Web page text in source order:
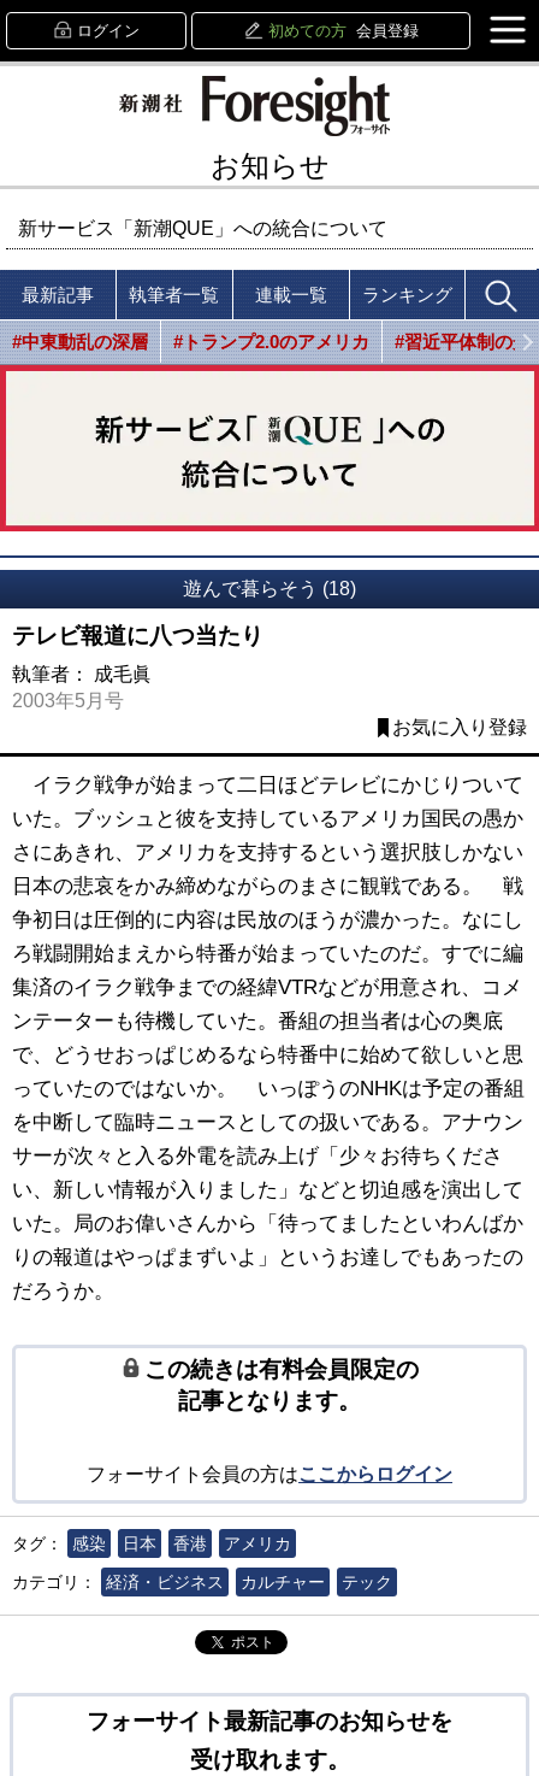
ログイン 初めての方 会員登録
お知らせ
新サービス「新潮QUE」への統合について
最新記事 執筆者一覧 連載一覧 ランキング
#中東動乱の深層 #トランプ2.0のアメリカ #習近平体制の光
遊んで暮らそう (18)
テレビ報道に八つ当たり
執筆者：
成毛眞
2003年5月号
お気に入り登録
イラク戦争が始まって二日ほどテレビにかじりついて
いた。ブッシュと彼を支持しているアメリカ国民の愚か
さにあきれ、アメリカを支持するという選択肢しかない
日本の悲哀をかみ締めながらのまさに観戦である。 戦
争初日は圧倒的に内容は民放のほうが濃かった。なにし
ろ戦闘開始まえから特番が始まっていたのだ。すでに編
集済のイラク戦争までの経緯VTRなどが用意され、コメ
ンテーターも待機していた。番組の担当者は心の奥底
で、どうせおっぱじめるなら特番中に始めて欲しいと思
っていたのではないか。 いっぽうのNHKは予定の番組
を中断して臨時ニュースとしての扱いである。アナウン
サーが次々と入る外電を読み上げ「少々お待ちくださ
い、新しい情報が入りました」などと切迫感を演出して
いた。局のお偉いさんから「待ってましたといわんばか
りの報道はやっぱまずいよ」というお達しでもあったの
だろうか。
この続きは有料会員限定の
記事となります。
フォーサイト会員の方はここからログイン
タグ： 感染 日本 香港
アメリカ
カテゴリ：
経済・ビジネス カルチャー テック
ポスト
フォーサイト最新記事のお知らせを
受け取れます。